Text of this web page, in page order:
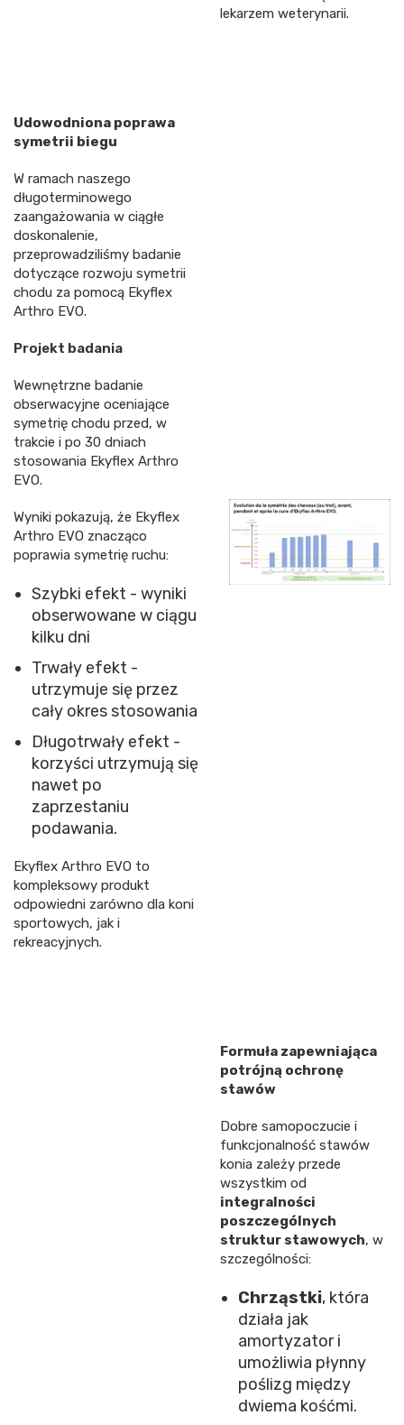
lekarzem weterynarii.
Udowodniona poprawa
symetrii biegu
W ramach naszego
długoterminowego
zaangażowania w ciągłe
doskonalenie,
przeprowadziliśmy badanie
dotyczące rozwoju symetrii
chodu za pomocą Ekyflex
Arthro EVO.
Projekt badania
Wewnętrzne badanie
obserwacyjne oceniające
symetrię chodu przed, w
trakcie i po 30 dniach
stosowania Ekyflex Arthro
EVO.
Wyniki pokazują, że Ekyflex
Arthro EVO znacząco
poprawia symetrię ruchu:
Szybki efekt - wyniki
obserwowane w ciągu
kilku dni
Trwały efekt -
utrzymuje się przez
cały okres stosowania
Długotrwały efekt -
korzyści utrzymują się
nawet po
zaprzestaniu
podawania.
Ekyflex Arthro EVO to
kompleksowy produkt
odpowiedni zarówno dla koni
sportowych, jak i
rekreacyjnych.
Formuła zapewniająca
potrójną ochronę
stawów
Dobre samopoczucie i
funkcjonalność stawów
konia zależy przede
wszystkim od
integralności
poszczególnych
struktur stawowych, w
szczególności:
Chrząstki, która
działa jak
amortyzator i
umożliwia płynny
poślizg między
dwiema kośćmi.